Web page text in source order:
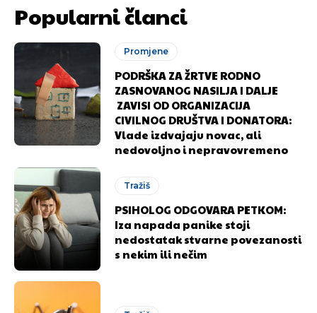
Pusti priču da živi!
Pusti priču da živi!
Popularni članci
Promjene
PODRŠKA ZA ŽRTVE RODNO
ZASNOVANOG NASILJA I DALJE
ZAVISI OD ORGANIZACIJA
CIVILNOG DRUŠTVA I DONATORA:
Vlade izdvajaju novac, ali
nedovoljno i nepravovremeno
Tražiš
PSIHOLOG ODGOVARA PETKOM:
Iza napada panike stoji
nedostatak stvarne povezanosti
s nekim ili nečim